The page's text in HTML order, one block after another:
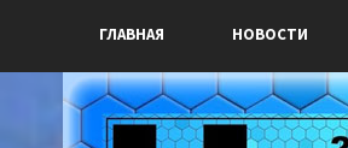
ГЛАВНАЯ НОВОСТИ